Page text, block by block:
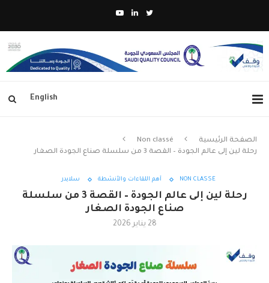
English
الصفحة الرئيسية
Non classé
رحلة لين إلى عالم الجودة – القصة 3 من سلسلة صناع الجودة الصغار
NON CLASSÉ أهم اللقاءات والأنشطة سلايدر
رحلة لين إلى عالم الجودة – القصة 3 من سلسلة
صناع الجودة الصغار
28 يناير 2026